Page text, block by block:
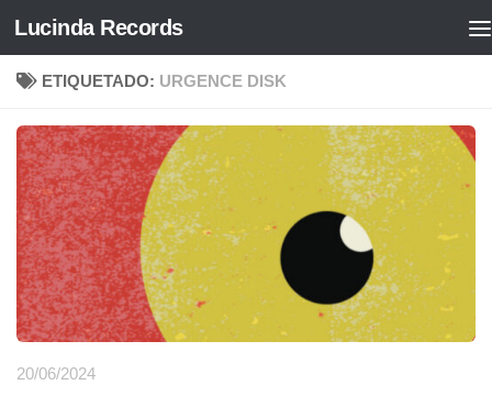
Saltar al contenido
Lucinda Records
ETIQUETADO: URGENCE DISK
20/06/2024